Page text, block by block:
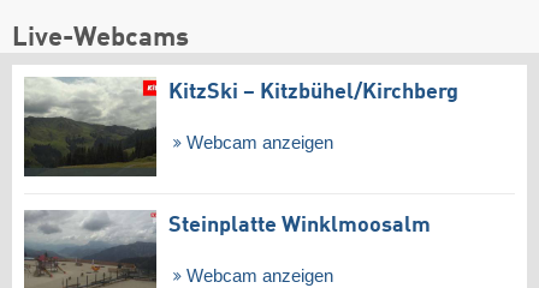
Live-Webcams
KitzSki – Kitzbühel/​Kirchberg
Webcam anzeigen
Steinplatte Winklmoosalm
Webcam anzeigen